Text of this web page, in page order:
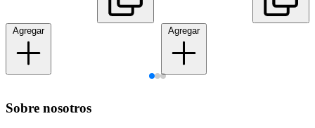
Agregar Agregar
Sobre nosotros